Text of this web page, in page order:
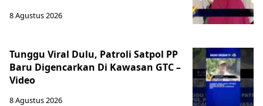
8 Agustus 2026
Tunggu Viral Dulu, Patroli Satpol PP
Baru Digencarkan Di Kawasan GTC –
Video
8 Agustus 2026